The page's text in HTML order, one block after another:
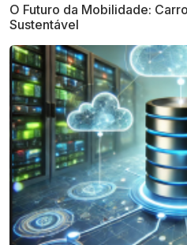
O Futuro da Mobilidade:
Sustentável